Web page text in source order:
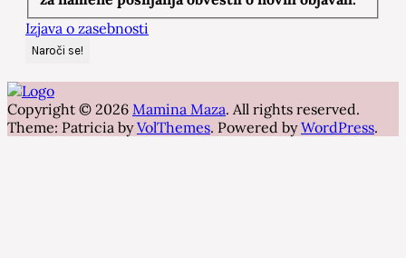
Izjava o zasebnosti
Copyright © 2026 Mamina Maza. All rights reserved.
Theme: Patricia byVolThemes. Powered byWordPress.